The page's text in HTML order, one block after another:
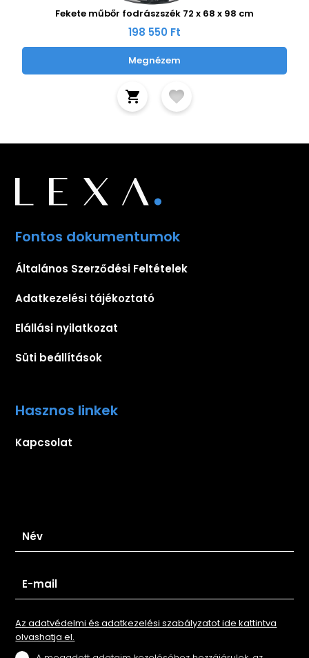
Fekete műbőr fodrászszék 72 x 68 x 98 cm
198 550 Ft
Megnézem
Fontos dokumentumok
Általános Szerződési Feltételek
Adatkezelési tájékoztató
Elállási nyilatkozat
Süti beállítások
Hasznos linkek
Kapcsolat
Az adatvédelmi és adatkezelési szabályzatot ide kattintva
olvashatja el.